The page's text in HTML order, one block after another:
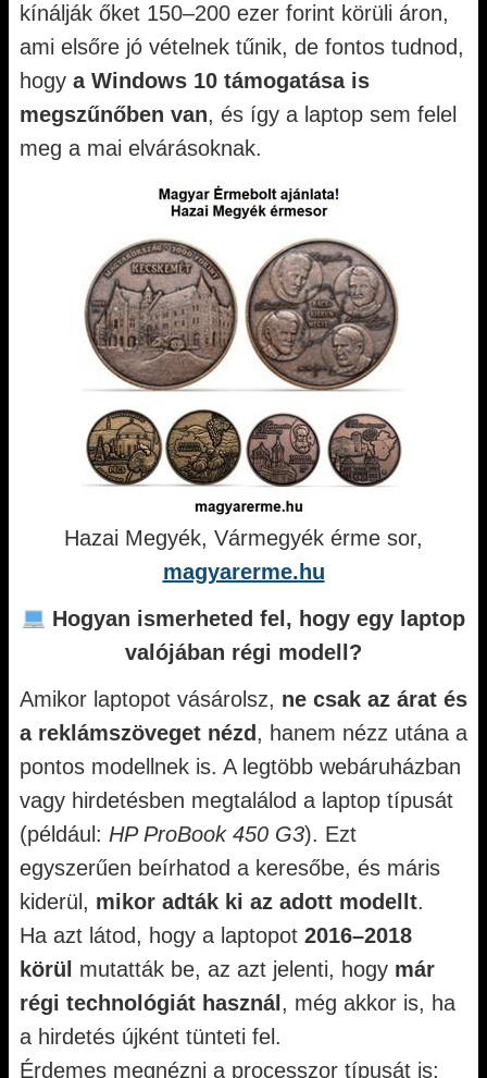
kínálják őket 150–200 ezer forint körüli áron,
ami elsőre jó vételnek tűnik, de fontos tudnod,
hogy a Windows 10 támogatása is
megszűnőben van, és így a laptop sem felel
meg a mai elvárásoknak.
Hazai Megyék, Vármegyék érme sor,
magyarerme.hu
Hogyan ismerheted fel, hogy egy laptop
valójában régi modell?
Amikor laptopot vásárolsz, ne csak az árat és
a reklámszöveget nézd , hanem nézz utána a
pontos modellnek is. A legtöbb webáruházban
vagy hirdetésben megtalálod a laptop típusát
(például: HP ProBook 450 G3). Ezt
egyszerűen beírhatod a keresőbe, és máris
kiderül, mikor adták ki az adott modellt.
Ha azt látod, hogy a laptopot 2016–2018
körül
mutatták be, az azt jelenti, hogy már
régi technológiát használ , még akkor is, ha
a hirdetés újként tünteti fel.
Érdemes megnézni a processzor típusát is: